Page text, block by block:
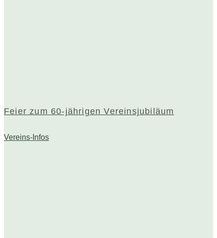
Feier zum 60-jährigen Vereinsjubiläum
Vereins-Infos